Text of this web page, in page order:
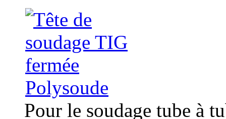
Pour le soudage tube à